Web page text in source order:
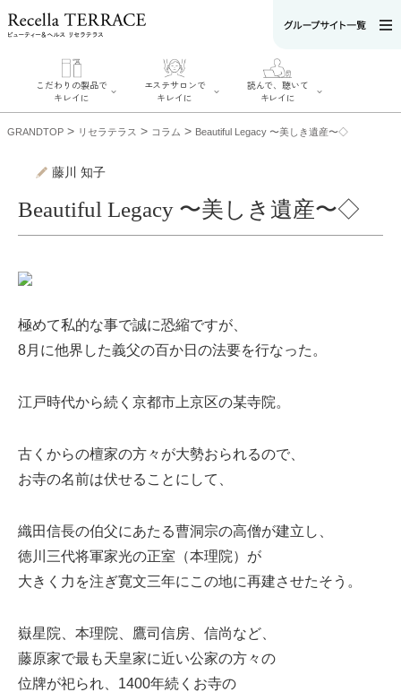
こだわりの製品で
キレイに
こだわりの製品
SERIES#02 水へ
添加化粧品につ
いて
エステサロンで
キレイに
エステサロンで
キレイに
す
リフティング認
定とは？
肌改善のプロと
読んで、聴いて
キレイに
読んで、聴いてキ
お悩みから記事
を探す
ニキビ 日焼け 首
ミューズへの伝
言
GRANDTOP > リセラテラス > コラム > Beautiful Legacy 〜美しき遺産〜◇
藤川 知子
Beautiful Legacy 〜美しき遺産〜◇
極めて私的な事で誠に恐縮ですが、
8月に他界した義父の百か日の法要を行なった。
江戸時代から続く京都市上京区の某寺院。
古くからの檀家の方々が大勢おられるので、
お寺の名前は伏せることにして、
織田信長の伯父にあたる曹洞宗の高僧が建立し、
徳川三代将軍家光の正室（本理院）が
大きく力を注ぎ寛文三年にこの地に再建させたそう。
嶽星院、本理院、鷹司信房、信尚など、
藤原家で最も天皇家に近い公家の方々の
位牌が祀られ、1400年続くお寺の